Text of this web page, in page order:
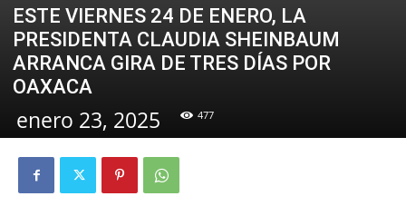
ESTE VIERNES 24 DE ENERO, LA
PRESIDENTA CLAUDIA SHEINBAUM
ARRANCA GIRA DE TRES DÍAS POR
OAXACA
enero 23, 2025 477